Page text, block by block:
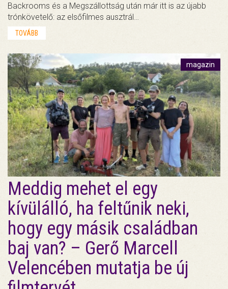
Backrooms és a Megszállottság után már itt is az újabb
trónkövetelő: az elsőfilmes ausztrál…
TOVÁBB
magazin
Meddig mehet el egy
kívülálló, ha feltűnik neki,
hogy egy másik családban
baj van? – Gerő Marcell
Velencében mutatja be új